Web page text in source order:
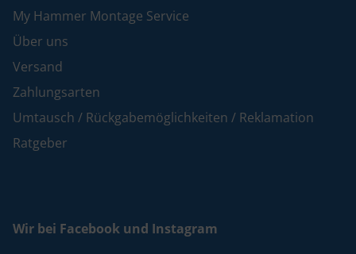
My Hammer Montage Service
Über uns
Versand
Zahlungsarten
Umtausch / Rückgabemöglichkeiten / Reklamation
Ratgeber
Wir bei Facebook und Instagram